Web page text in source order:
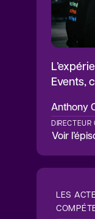
Events,
Anthony
DIRECTEUR
Voir
LES